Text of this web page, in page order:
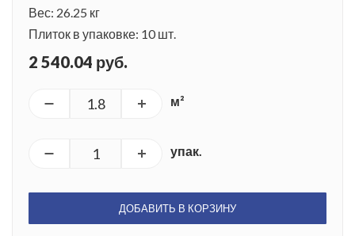
Вес: 26.25 кг
Плиток в упаковке: 10 шт.
2 540.04 руб.
м²
упак.
ДОБАВИТЬ В КОРЗИНУ